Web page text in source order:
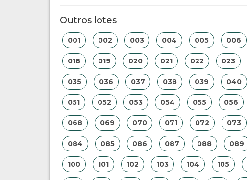
Outros lotes
001 002 003 004 005 006
018 019 020 021 022 023
035 036 037 038 039 040
051 052 053 054 055 056
068 069 070 071 072 073
084 085 086 087 088 089
100 101 102 103 104 105